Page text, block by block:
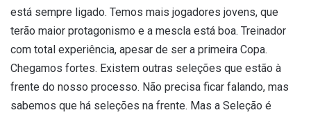
está sempre ligado. Temos mais jogadores jovens, que
terão maior protagonismo e a mescla está boa. Treinador
com total experiência, apesar de ser a primeira Copa.
Chegamos fortes. Existem outras seleções que estão à
frente do nosso processo. Não precisa ficar falando, mas
sabemos que há seleções na frente. Mas a Seleção é